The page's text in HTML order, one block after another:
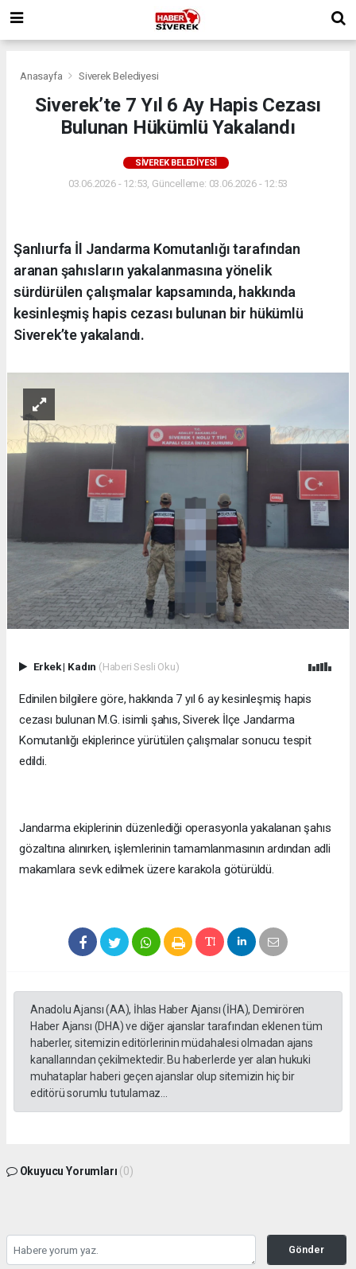
Anasayfa Siverek Belediyesi
Siverek’te 7 Yıl 6 Ay Hapis Cezası
Bulunan Hükümlü Yakalandı
SIVEREK BELEDIYESI
03.06.2026 - 12:53, Güncelleme: 03.06.2026 - 12:53
Şanlıurfa İl Jandarma Komutanlığı tarafından
aranan şahısların yakalanmasına yönelik
sürdürülen çalışmalar kapsamında, hakkında
kesinleşmiş hapis cezası bulunan bir hükümlü
Siverek’te yakalandı.
Erkek| Kadın (Haberi Sesli Oku)
Edinilen bilgilere göre, hakkında 7 yıl 6 ay kesinleşmiş hapis
cezası bulunan M.G. isimli şahıs, Siverek İlçe Jandarma
Komutanlığı ekiplerince yürütülen çalışmalar sonucu tespit
edildi.
Jandarma ekiplerinin düzenlediği operasyonla yakalanan şahıs
gözaltına alınırken, işlemlerinin tamamlanmasının ardından adli
makamlara sevk edilmek üzere karakola götürüldü.
Anadolu Ajansı (AA), İhlas Haber Ajansı (İHA), Demirören
Haber Ajansı (DHA) ve diğer ajanslar tarafından eklenen tüm
haberler, sitemizin editörlerinin müdahalesi olmadan ajans
kanallarından çekilmektedir. Bu haberlerde yer alan hukuki
muhataplar haberi geçen ajanslar olup sitemizin hiç bir
editörü sorumlu tutulamaz...
Okuyucu Yorumları (0)
Gönder